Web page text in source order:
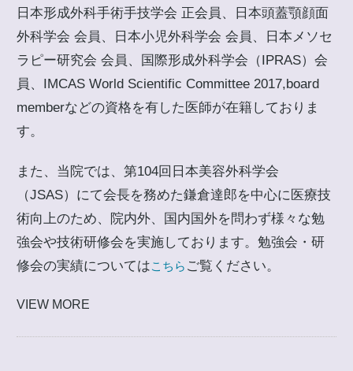
日本形成外科手術手技学会 正会員、日本頭蓋顎顔面
外科学会 会員、日本小児外科学会 会員、日本メソセ
ラピー研究会 会員、国際形成外科学会（IPRAS）会
員、IMCAS World Scientific Committee 2017,board
memberなどの資格を有した医師が在籍しておりま
す。
また、当院では、第104回日本美容外科学会
（JSAS）にて会長を務めた鎌倉達郎を中心に医療技
術向上のため、院内外、国内国外を問わず様々な勉
強会や技術研修会を実施しております。勉強会・研
修会の実績についてはこちら ご覧ください。
VIEW MORE